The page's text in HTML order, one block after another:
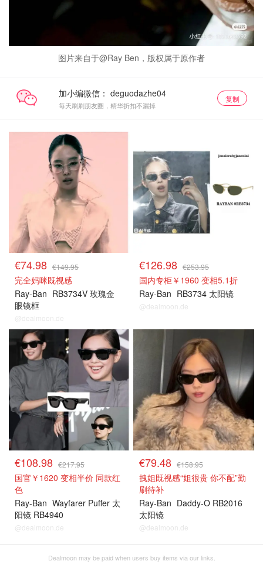
图片来自于@Ray Ben，版权属于原作者
加小编微信：
每天刷刷朋友圈，精华折扣不漏掉
复制
€74.98 €149.95
完全妈咪既视感
Ray-Ban RB3734V 玫瑰金
眼镜框
@dealmoon.de
€126.98 €253.95
国内专柜￥1960 变相5.1折
Ray-Ban RB3734 太阳镜
@dealmoon.de
€108.98 €217.95
国官￥1620 变相半价 同款红
色
Ray-Ban Wayfarer Puffer 太
阳镜 RB4940
@dealmoon.de
€79.48 €158.95
拽姐既视感“姐很贵 你不配”勤
刷待补
Ray-Ban Daddy-O RB2016
太阳镜
@dealmoon.de
Dealmoon may be paid when users buy items via our links.